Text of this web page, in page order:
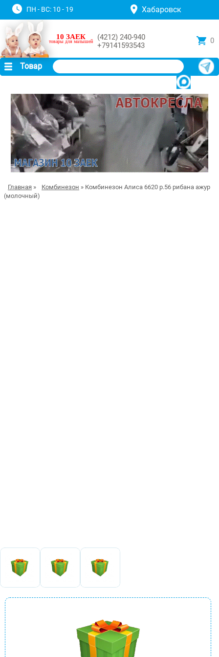
ПН - ВС: 10 - 19 Хабаровск
10 ЗАЕК
товары для малышей
(4212) 240-940
+79141593543
0
Товар
Главная » Комбинезон » Комбинезон Алиса 6620 р.56 рибана ажур
(молочный)